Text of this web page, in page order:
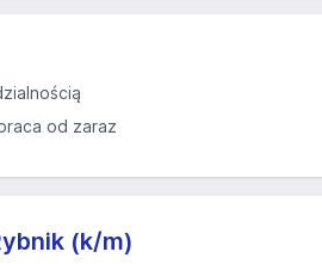
od zaraz
(k/m)